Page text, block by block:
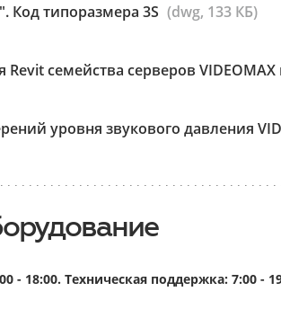
Код типоразмера 3S (dwg, 133 КБ)
Revit семейства серверов
уровня звукового давления
- 18:00. Техническая поддержка: 7:00